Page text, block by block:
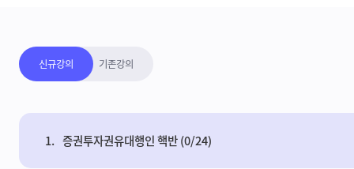
강의보기목록
신규강의 기존강의
1. 증권투자권유대행인 핵반 (0/24)